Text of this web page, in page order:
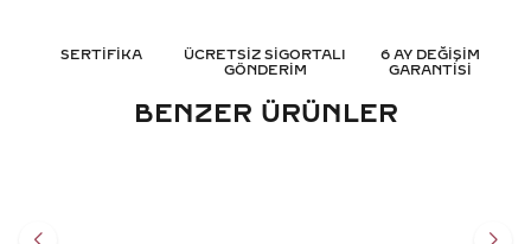
SERTİFİKA
ÜCRETSİZ SİGORTALI
GÖNDERİM
6 AY DEĞİŞİM
GARANTİSİ
BENZER ÜRÜNLER